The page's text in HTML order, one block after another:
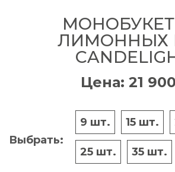
ЛИМОННЫХ
Цена: 21
Выбрать:
9 шт. 15 шт.
25 шт. 35 шт.